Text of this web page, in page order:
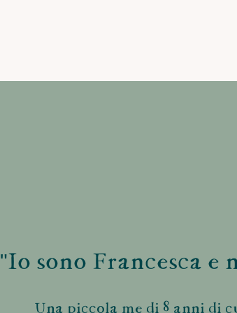
"Io sono Francesca e
Una piccola me di 8 anni di